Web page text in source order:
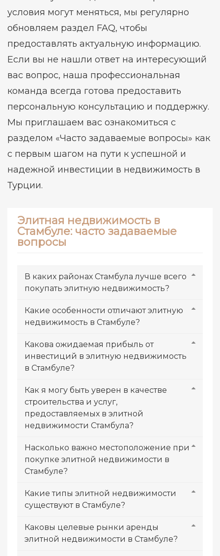
условия могут меняться, мы регулярно
обновляем раздел FAQ, чтобы
предоставлять актуальную информацию.
Если вы не нашли ответ на интересующий
вас вопрос, наша профессиональная
команда всегда готова предоставить
персональную консультацию и поддержку.
Мы приглашаем вас ознакомиться с
разделом «Часто задаваемые вопросы» как
с первым шагом на пути к успешной и
надежной инвестиции в недвижимость в
Турции.
Элитная недвижимость в
Стамбуле: часто задаваемые
вопросы
В каких районах Стамбула лучше всего
покупать элитную недвижимость?
Какие особенности отличают элитную
недвижимость в Стамбуле?
Какова ожидаемая прибыль от
инвестиций в элитную недвижимость
в Стамбуле?
Как я могу быть уверен в качестве
строительства и услуг,
предоставляемых в элитной
недвижимости Стамбула?
Насколько важно местоположение при
покупке элитной недвижимости в
Стамбуле?
Какие типы элитной недвижимости
существуют в Стамбуле?
Каковы целевые рынки аренды
элитной недвижимости в Стамбуле?